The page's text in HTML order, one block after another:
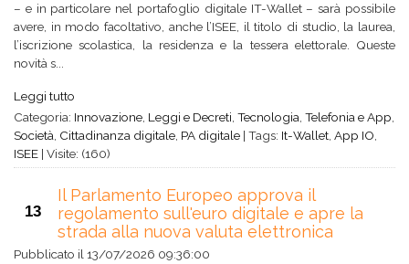
– e in particolare nel portafoglio digitale IT-Wallet – sarà possibile
avere, in modo facoltativo, anche l’ISEE, il titolo di studio, la laurea,
l’iscrizione scolastica, la residenza e la tessera elettorale. Queste
novità s...
Leggi tutto
Categoria: Innovazione Leggi e Decreti Tecnologia Telefonia e App
Società Cittadinanza digitale PA digitale | Tags: It-Wallet App IO
ISEE | Visite: (160)
13
Il Parlamento Europeo approva il
regolamento sull'euro digitale e apre la
strada alla nuova valuta elettronica
Pubblicato il 13/07/2026 09:36:00